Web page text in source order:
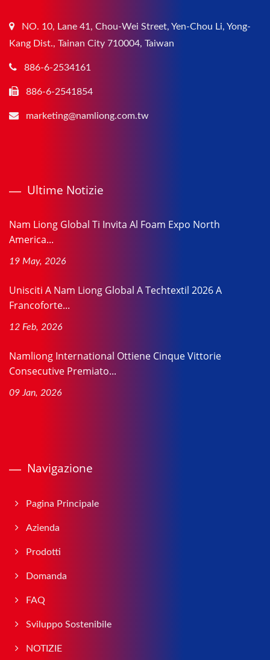
NO. 10, Lane 41, Chou-Wei Street, Yen-Chou Li, Yong-
Kang Dist., Tainan City 710004, Taiwan
886-6-2534161
886-6-2541854
marketing@namliong.com.tw
Ultime Notizie
Nam Liong Global Ti Invita Al Foam Expo North
America...
19 May, 2026
Unisciti A Nam Liong Global A Techtextil 2026 A
Francoforte...
12 Feb, 2026
Namliong International Ottiene Cinque Vittorie
Consecutive Premiato...
09 Jan, 2026
Navigazione
Pagina Principale
Azienda
Prodotti
Domanda
FAQ
Sviluppo Sostenibile
NOTIZIE